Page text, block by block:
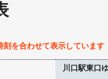
を合わせて表示しています
川口駅東口